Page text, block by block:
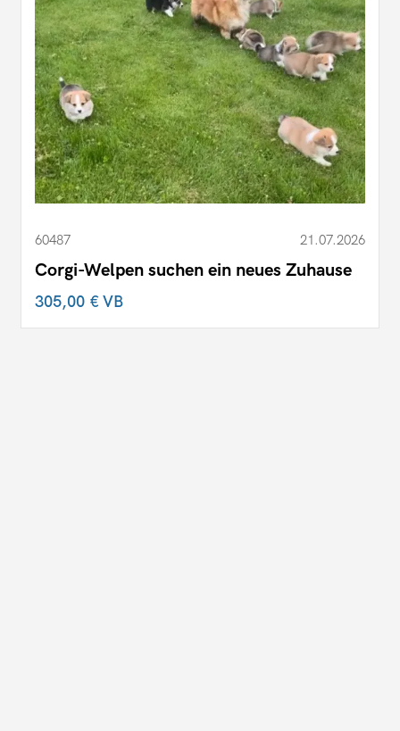
60487 21.07.2026
Corgi-Welpen suchen ein neues Zuhause
305,00 €VB